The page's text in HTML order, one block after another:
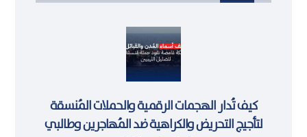
كيف تُدار الهجمات الرقمية والحملات المُنسقة
لتأجيج التحريض والكراهية ضد المُهاجرين وطالبي